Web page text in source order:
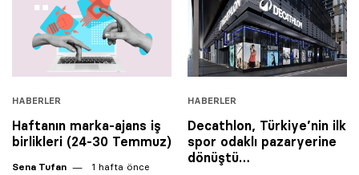
HABERLER
Haftanın marka-ajans iş
birlikleri (24-30 Temmuz)
Sena Tufan 1 hafta önce
HABERLER
Decathlon, Türkiye’nin ilk
spor odaklı pazaryerine
dönüştü…